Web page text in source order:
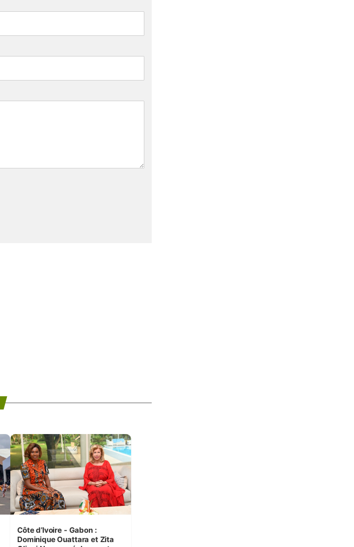
Côte d’Ivoire - Gabon :
Dominique Ouattara et Zita